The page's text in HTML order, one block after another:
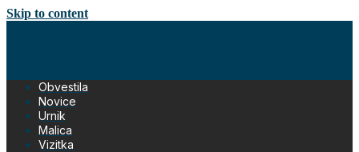
Skip to content
Obvestila
Novice
Urnik
Malica
Vizitka